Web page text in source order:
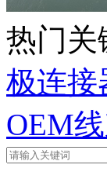
热门关
极连接
OEM